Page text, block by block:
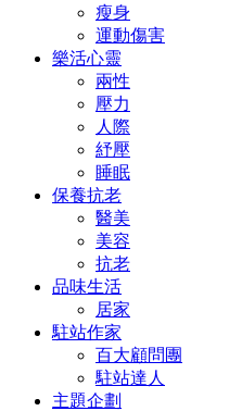
瘦身
運動傷害
樂活心靈
兩性
壓力
人際
紓壓
睡眠
保養抗老
醫美
美容
抗老
品味生活
居家
駐站作家
百大顧問團
駐站達人
主題企劃